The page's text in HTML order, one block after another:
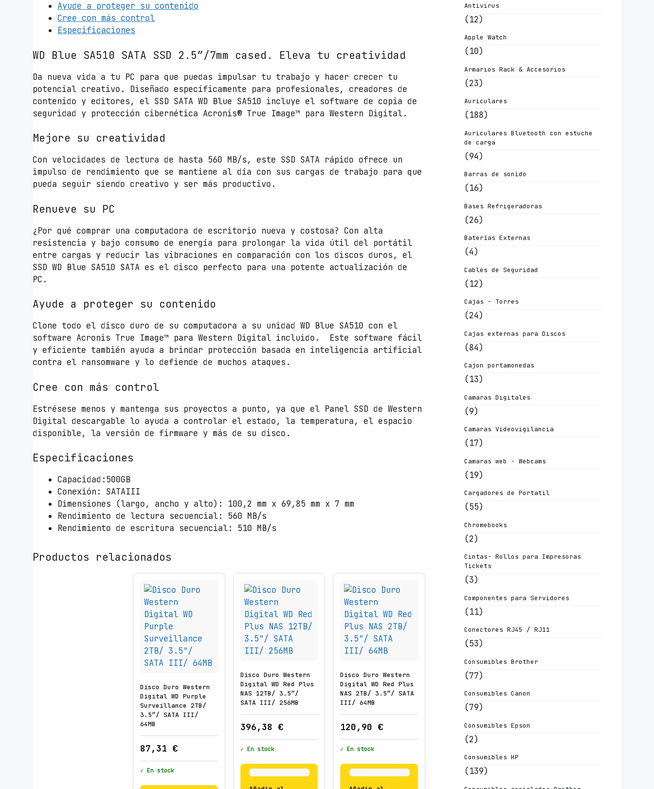
D
B
l
u
e
1
0
5
B
/
S
A
I
c
a
n
a
d
Ayude a proteger su contenido
Cree con más control
Especificaciones
WD Blue SA510 SATA SSD 2.5”/7mm cased. Eleva tu creatividad
Da nueva vida a tu PC para que puedas impulsar tu trabajo y hacer crecer tu
potencial creativo. Diseñado específicamente para profesionales, creadores de
contenido y editores, el SSD SATA WD Blue SA510 incluye el software de copia de
seguridad y protección cibernética Acronis® True Image™ para Western Digital.
Mejore su creatividad
Con velocidades de lectura de hasta 560 MB/s, este SSD SATA rápido ofrece un
impulso de rendimiento que se mantiene al día con sus cargas de trabajo para que
pueda seguir siendo creativo y ser más productivo.
Renueve su PC
¿Por qué comprar una computadora de escritorio nueva y costosa? Con alta
resistencia y bajo consumo de energía para prolongar la vida útil del portátil
entre cargas y reducir las vibraciones en comparación con los discos duros, el
SSD WD Blue SA510 SATA es el disco perfecto para una potente actualización de
PC.
Ayude a proteger su contenido
Clone todo el disco duro de su computadora a su unidad WD Blue SA510 con el
software Acronis True Image™ para Western Digital incluido. Este software fácil
y eficiente también ayuda a brindar protección basada en inteligencia artificial
contra el ransomware y lo defiende de muchos ataques.
Cree con más control
Estrésese menos y mantenga sus proyectos a punto, ya que el Panel SSD de Western
Digital descargable lo ayuda a controlar el estado, la temperatura, el espacio
disponible, la versión de firmware y más de su disco.
Especificaciones
Capacidad:500GB
Conexión: SATAIII
Dimensiones (largo, ancho y alto): 100,2 mm x 69,85 mm x 7 mm
Rendimiento de lectura secuencial: 560 MB/s
Rendimiento de escritura secuencial: 510 MB/s
Productos relacionados
Disco Duro Western
Digital WD Purple
Surveillance 2TB/
3.5″/ SATA III/
64MB
87,31 €
✓ En stock
Disco Duro Western
Digital WD Red Plus
NAS 12TB/ 3.5″/
SATA III/ 256MB
396,38 €
✓ En stock
Disco Duro Western
Digital WD Red Plus
NAS 2TB/ 3.5″/ SATA
III/ 64MB
120,90 €
✓ En stock
Antivirus
(12)
Apple Watch
(10)
Armarios Rack & Accesorios
(23)
Auriculares
(188)
Auriculares Bluetooth con estuche
de carga
(94)
Barras de sonido
(16)
Bases Refrigeradoras
(26)
Baterías Externas
(4)
Cables de Seguridad
(12)
Cajas - Torres
(24)
Cajas externas para Discos
(84)
Cajon portamonedas
(13)
Camaras Digitales
(9)
Camaras Videovigilancia
(17)
Camaras web - Webcams
(19)
Cargadores de Portatil
(55)
Chromebooks
(2)
Cintas- Rollos para Impresoras
Tickets
(3)
Componentes para Servidores
(11)
Conectores RJ45 / RJ11
(53)
Consumibles Brother
(77)
Consumibles Canon
(79)
Consumibles Epson
(2)
Consumibles HP
(139)